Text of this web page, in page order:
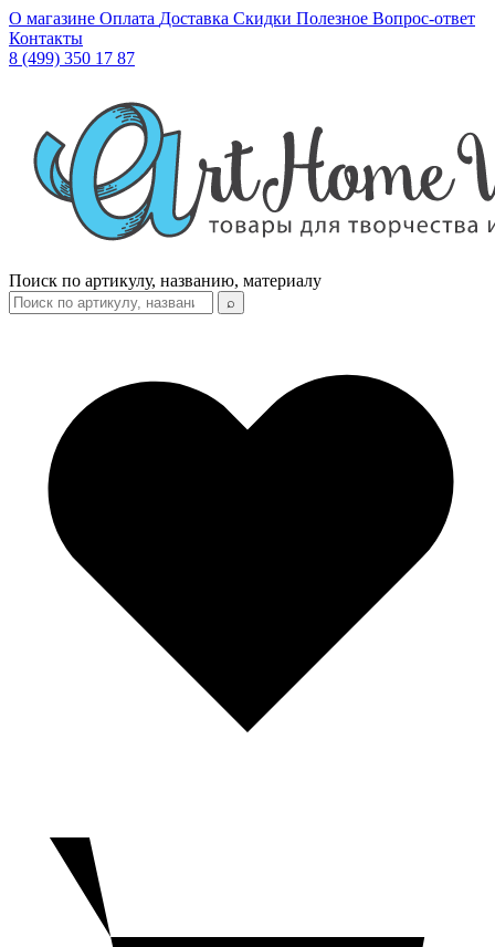
О магазине Оплата Доставка Скидки Полезное Вопрос-ответ
Контакты
8 (499) 350 17 87
Поиск по артикулу, названию, материалу
⌕